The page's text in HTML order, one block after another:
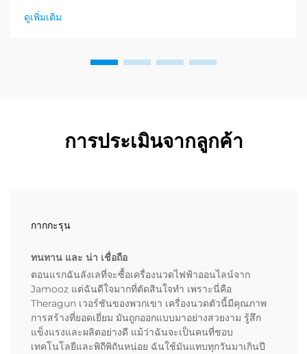
สำหรับผลิตภัณฑ์ผ่อนคลาย ผู้จัดจำหน่ายได้ค้นพบแล้ว...
ดูเพิ่มเติม
การประเมินจากลูกค้า
กากกะรุน
ทนทาน และ น่า เชื่อถือ
ตอนแรกฉันลังเลที่จะซื้อเครื่องนวดไฟฟ้าออนไลน์จาก
Jamooz แต่ฉันดีใจมากที่ตัดสินใจทำ เพราะนี่คือ
Theragun เวอร์ชันของพวกเขา เครื่องนวดตัวนี้มีคุณภาพ
การสร้างที่ยอดเยี่ยม มันถูกออกแบบมาอย่างสวยงาม รู้สึก
แข็งแรงและผลิตอย่างดี แม้ว่าฉันจะเป็นคนที่ชอบ
เทคโนโลยีและพิถีพิถันหน่อย ฉันใช้มันแทบทุกวันมาเกินปี